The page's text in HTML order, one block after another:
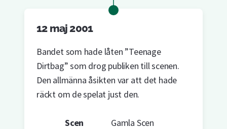
12 maj 2001
Bandet som hade låten ”Teenage
Dirtbag” som drog publiken till scenen.
Den allmänna åsikten var att det hade
räckt om de spelat just den.
Scen Gamla Scen